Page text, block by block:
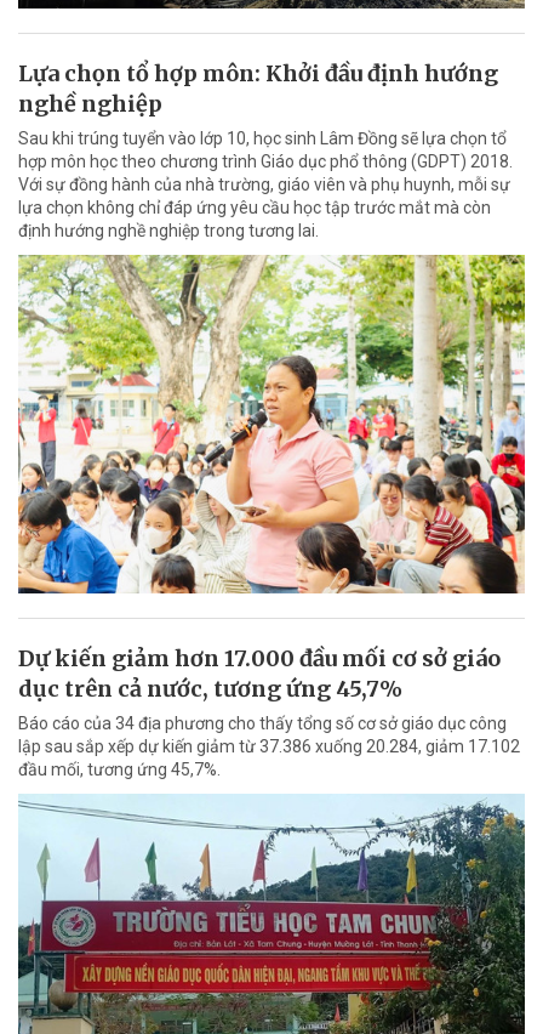
Lựa chọn tổ hợp môn: Khởi đầu định hướng
nghề nghiệp
Sau khi trúng tuyển vào lớp 10, học sinh Lâm Đồng sẽ lựa chọn tổ
hợp môn học theo chương trình Giáo dục phổ thông (GDPT) 2018.
Với sự đồng hành của nhà trường, giáo viên và phụ huynh, mỗi sự
lựa chọn không chỉ đáp ứng yêu cầu học tập trước mắt mà còn
định hướng nghề nghiệp trong tương lai.
Dự kiến giảm hơn 17.000 đầu mối cơ sở giáo
dục trên cả nước, tương ứng 45,7%
Báo cáo của 34 địa phương cho thấy tổng số cơ sở giáo dục công
lập sau sắp xếp dự kiến giảm từ 37.386 xuống 20.284, giảm 17.102
đầu mối, tương ứng 45,7%.